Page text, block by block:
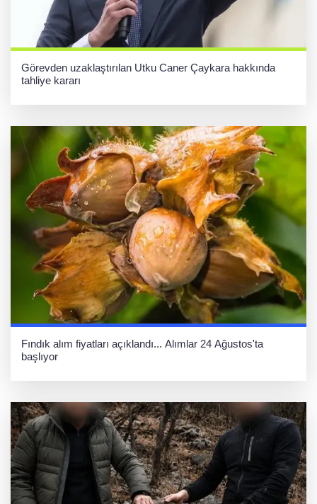
Görevden uzaklaştırılan Utku Caner Çaykara hakkında
tahliye kararı
Fındık alım fiyatları açıklandı... Alımlar 24 Ağustos'ta
başlıyor